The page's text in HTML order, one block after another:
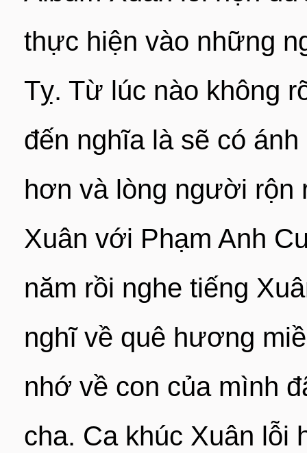
thực hiện vào những
Tỵ. Từ lúc nào không
đến nghĩa là sẽ có
hơn và lòng người
Xuân với Phạm Anh
năm rồi nghe tiếng
nghĩ về quê hương
nhớ về con của mình
cha. Ca khúc Xuân lỗi